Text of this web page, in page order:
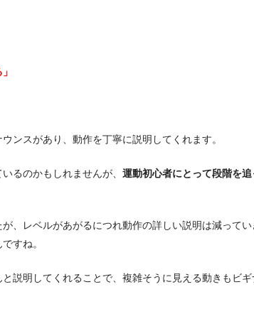
ンスがあり、動作を丁寧に説明してくれます。
るのかもしれませんが、 運動初心者にとって段階を
、レベルがあがるにつれ動作の詳しい説明は減ってい
すね。
説明してくれることで、複雑そうに見える動きもビギ